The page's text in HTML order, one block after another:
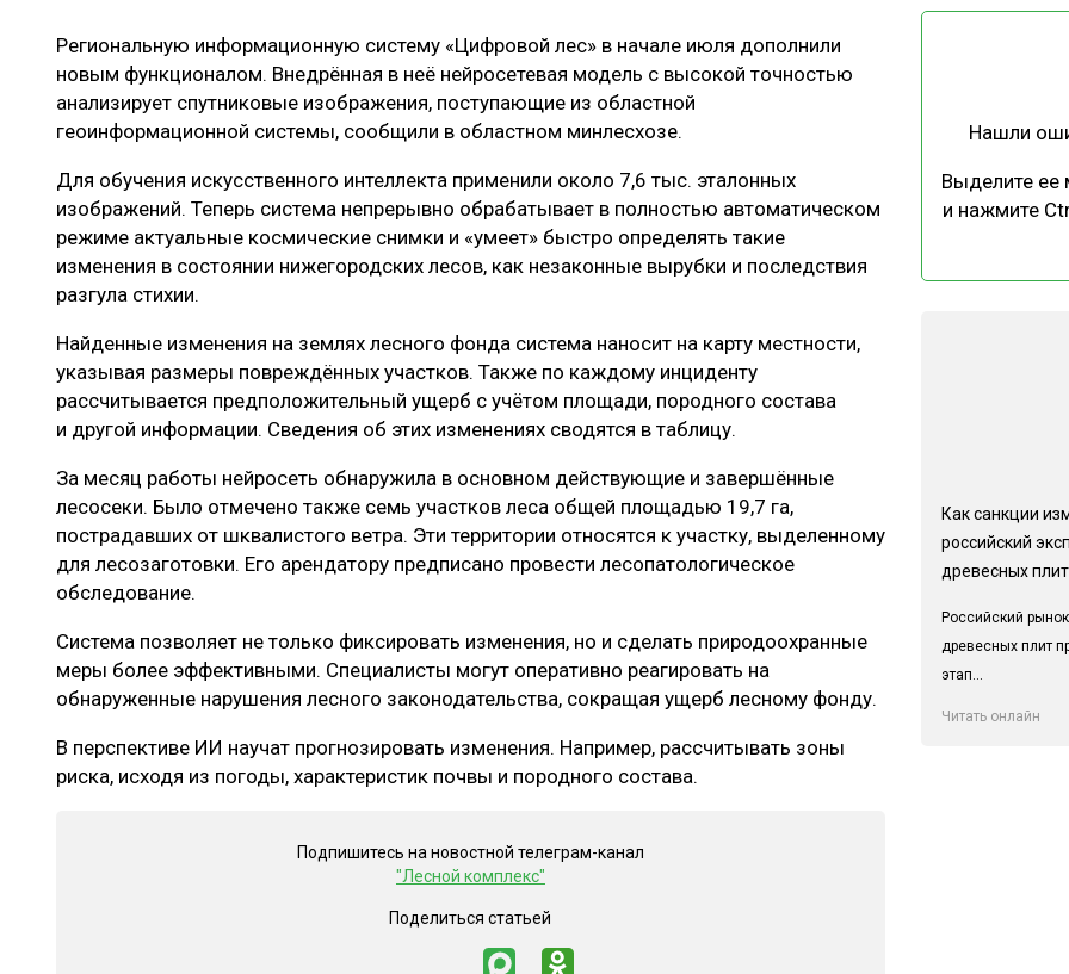
ЛОГИСТИКА
ПРОИЗВОДСТВО ДРЕВЕСНЫХ ПЛИТ
ЦБП
МЕБЕЛЬНОЕ ПРОИЗВОДСТВО ТЕХНОЛОГИИ
ЭКСПЕРТНОЕ МНЕНИЕ
КАЛЕНДАРЬ ВЫСТАВОК
Региональную информационную систему «Цифровой лес» в начале июля дополнили
новым функционалом. Внедрённая в неё нейросетевая модель с высокой точностью
анализирует спутниковые изображения, поступающие из областной
геоинформационной системы, сообщили в областном минлесхозе.
Для обучения искусственного интеллекта применили около 7,6 тыс. эталонных
изображений. Теперь система непрерывно обрабатывает в полностью автоматическом
режиме актуальные космические снимки и «умеет» быстро определять такие
изменения в состоянии нижегородских лесов, как незаконные вырубки и последствия
разгула стихии.
Найденные изменения на землях лесного фонда система наносит на карту местности,
указывая размеры повреждённых участков. Также по каждому инциденту
рассчитывается предположительный ущерб с учётом площади, породного состава
и другой информации. Сведения об этих изменениях сводятся в таблицу.
За месяц работы нейросеть обнаружила в основном действующие и завершённые
лесосеки. Было отмечено также семь участков леса общей площадью 19,7 га,
пострадавших от шквалистого ветра. Эти территории относятся к участку, выделенному
для лесозаготовки. Его арендатору предписано провести лесопатологическое
обследование.
Система позволяет не только фиксировать изменения, но и сделать природоохранные
меры более эффективными. Специалисты могут оперативно реагировать на
обнаруженные нарушения лесного законодательства, сокращая ущерб лесному фонду.
В перспективе ИИ научат прогнозировать изменения. Например, рассчитывать зоны
риска, исходя из погоды, характеристик почвы и породного состава.
Подпишитесь на новостной телеграм-канал
"Лесной комплекс"
Поделиться статьей
Нашли
Выделите
и нажмите
Как санкции
российский
древесных плит
Российский рынок
древесных плит
этап...
Читать онлайн